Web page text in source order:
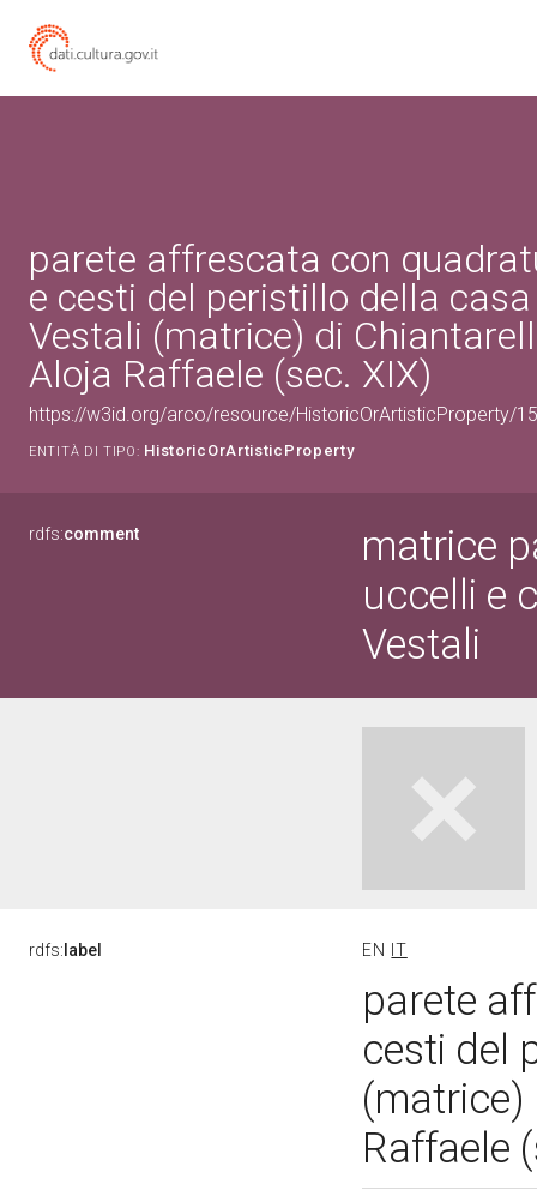
parete affrescata con
e cesti del peristillo della
Vestali (matrice) di
Aloja Raffaele (sec. XIX)
https://w3id.org/arco/resource/HistoricOrArtisticProperty/
ENTITÀ DI TIPO: HistoricOrArtisticProperty
rdfs:comment
matrice
uccelli e
Vestali
rdfs: label EN IT
parete
cesti del
(matrice)
Raffaele